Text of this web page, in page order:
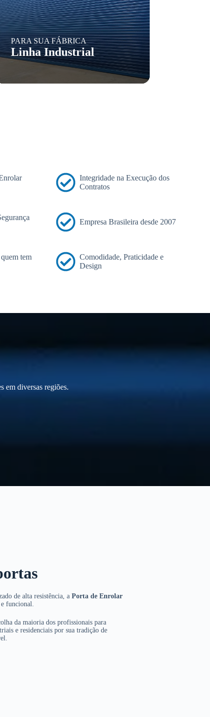
PARA SUA FÁBRICA
Linha Industrial
tem
Integridade na Execução dos
Contratos
Empresa Brasileira desde 2007
Comodidade, Praticidade e
Design
em diversas regiões.
de alta resistência, a Porta de Enrolar
funcional.
da maioria dos profissionais para
e residenciais por sua tradição de